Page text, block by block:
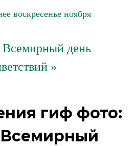
воскресенье ноября
Всемирный день
»
гиф фото:
Всемирный